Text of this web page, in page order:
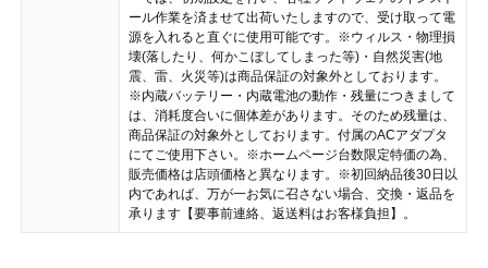
ール作業を済ませて出荷いたしますので、受け取って電
源を入れると直ぐに使用可能です。 ※ウィルス・物理損
壊(落したり、何かこぼしてしまった等)・自然災害(地
震、雷、火災等)は商品保証の対象外としております。
※内蔵バッテリー・内蔵電池の動作・残量につきまして
は、消耗度合いに個体差があります。そのため残量は、
商品保証の対象外としております。付属のACアダプタ
にてご使用下さい。 ※ホームページ台数限定特価の為、
販売価格は店頭価格と異なります。 ※初回納品後30日以
内であれば、万が一お気に召さない場合、交換・返品を
承ります【要事前連絡、返送料はお客様負担】。